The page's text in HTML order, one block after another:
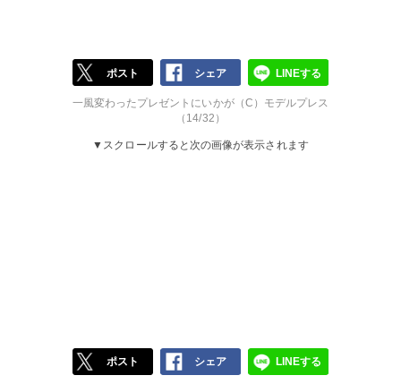
ポスト シェア LINEする
一風変わったプレゼントにいかが（C）モデルプレス
（14/32）
▼スクロールすると次の画像が表示されます
ポスト シェア LINEする